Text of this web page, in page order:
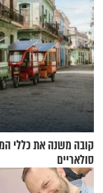
קובה משנה את כללי
סולאריים